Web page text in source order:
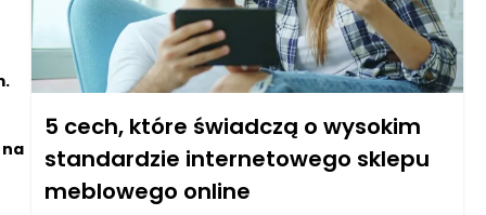
5 cech, które świadczą o wysokim
standardzie internetowego sklepu
meblowego online